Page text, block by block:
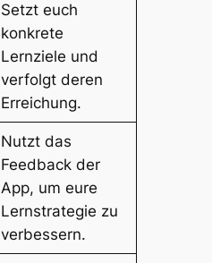
Setzt euch
konkrete
Lernziele und
verfolgt deren
Erreichung.
Nutzt das
Feedback der
App, um eure
Lernstrategie zu
verbessern.